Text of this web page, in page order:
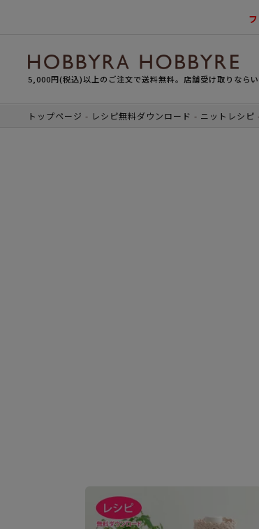
5,000円(税込)以上のご注文で送料無料。店舗受け取りならい
トップページ レシピ無料ダウンロード ニットレシピ